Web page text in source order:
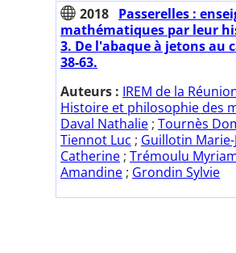
2018 Passerelles :
mathématiques par leur
3. De l'abaque à jetons au
38-63.
Auteurs : IREM de la
Histoire et philosophie des
Daval Nathalie ; Tournès
Tiennot Luc ; Guillotin Marie-
Catherine ; Trémoulu
Amandine ; Grondin Sylvie